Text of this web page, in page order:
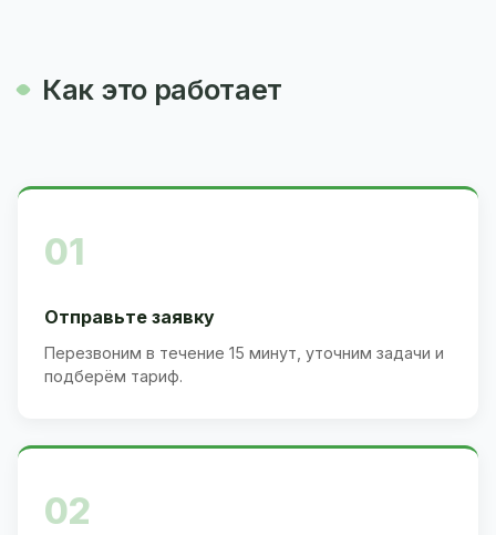
Как это работает
01
Отправьте заявку
Перезвоним в течение 15 минут, уточним задачи и
подберём тариф.
02